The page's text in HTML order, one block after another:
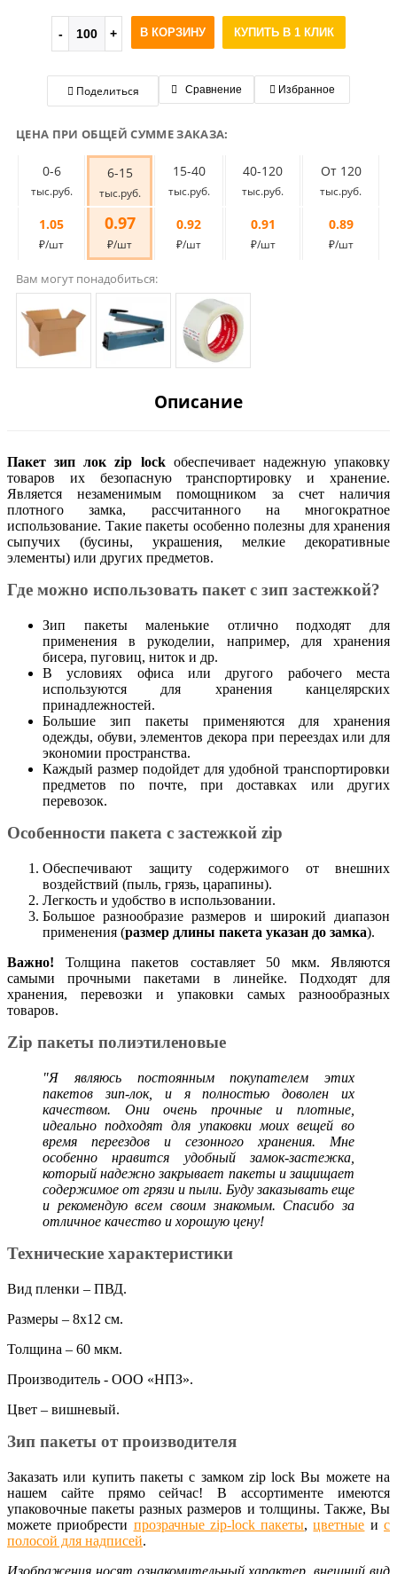
В КОРЗИНУ КУПИТЬ В 1 КЛИК
Поделиться Сравнение Избранное
ЦЕНА ПРИ ОБЩЕЙ СУММЕ ЗАКАЗА:
0-6
тыс.руб.
6-15
тыс.руб.
15-40
тыс.руб.
40-120
тыс.руб.
От 120
тыс.руб.
1.05
₽/шт
0.97
₽/шт
0.92
₽/шт
0.91
₽/шт
0.89
₽/шт
Вам могут понадобиться:
Описание
Пакет зип лок zip lockобеспечивает надежную упаковку
товаров их безопасную транспортировку и хранение.
Является незаменимым помощником за счет наличия
плотного замка, рассчитанного на многократное
использование. Такие пакеты особенно полезны для хранения
сыпучих (бусины, украшения, мелкие декоративные
элементы) или других предметов.
Где можно использовать пакет с зип застежкой?
Зип пакеты маленькие отлично подходят для
применения в рукоделии, например, для хранения
бисера, пуговиц, ниток и др.
В условиях офиса или другого рабочего места
используются для хранения канцелярских
принадлежностей.
Большие зип пакеты применяются для хранения
одежды, обуви, элементов декора при переездах или для
экономии пространства.
Каждый размер подойдет для удобной транспортировки
предметов по почте, при доставках или других
перевозок.
Особенности пакета с застежкой zip
Обеспечивают защиту содержимого от внешних
воздействий (пыль, грязь, царапины).
Легкость и удобство в использовании.
Большое разнообразие размеров и широкий диапазон
применения (размер длины пакета указан до замка).
Важно! Толщина пакетов составляет 50 мкм. Являются
самыми прочными пакетами в линейке. Подходят для
хранения, перевозки и упаковки самых разнообразных
товаров.
Zip пакеты полиэтиленовые
"Я являюсь постоянным покупателем этих
пакетов зип-лок, и я полностью доволен их
качеством. Они очень прочные и плотные,
идеально подходят для упаковки моих вещей во
время переездов и сезонного хранения. Мне
особенно нравится удобный замок-застежка,
который надежно закрывает пакеты и защищает
содержимое от грязи и пыли. Буду заказывать еще
и рекомендую всем своим знакомым. Спасибо за
отличное качество и хорошую цену!
Технические характеристики
Вид пленки – ПВД.
Размеры – 8х12 см.
Толщина – 60 мкм.
Производитель - ООО «НПЗ».
Цвет – вишневый.
Зип пакеты от производителя
Заказать или купить пакеты с замком zip lock Вы можете на
нашем сайте прямо сейчас! В ассортименте имеются
упаковочные пакеты разных размеров и толщины. Также, Вы
можете приобрести прозрачные zip-lock пакеты,цветные ис
полосой для надписей.
Изображения носят ознакомительный характер, внешний вид